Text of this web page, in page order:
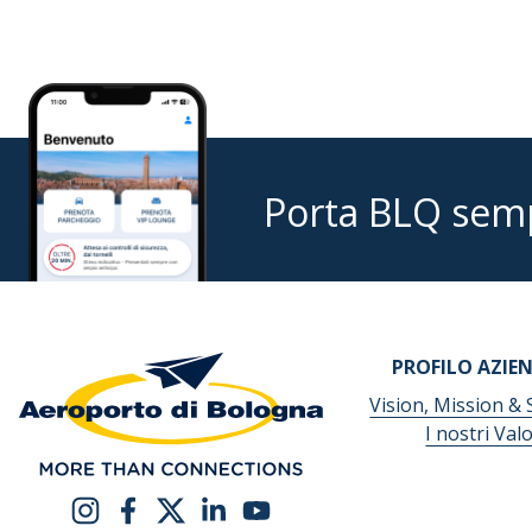
Porta BLQ
PROFILO
Vision, Mission &
I nostri